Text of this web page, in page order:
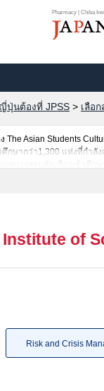
Pharmacy | Chiba
ปุ่นต้องที่ JPSS > เลือ
The Asian Students
ษากว่า1,300 แห่งที่กำลั
การสอบคัดเลือกเข้าศึก
of
Risk and Crisis